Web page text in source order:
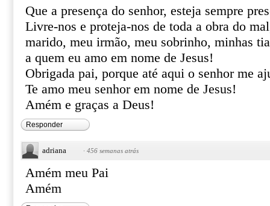
Que a presença do senhor, esteja sempre
Livre-nos e proteja-nos de toda a obra do
marido, meu irmão, meu sobrinho, minhas
a quem eu amo em nome de Jesus!
Obrigada pai, porque até aqui o senhor me
Te amo meu senhor em nome de Jesus!
Amém e graças a Deus!
Responder
adriana · 456 semanas atrás
Amém meu Pai
Amém